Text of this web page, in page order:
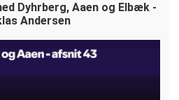
Dyhrberg, Aaen og Elbæk -
Andersen